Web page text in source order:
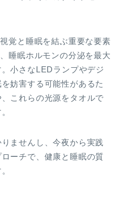
覚と睡眠を結ぶ重要な要素
睡眠ホルモンの分泌を最大
小さなLEDランプやデジ
妨害する可能性があるた
これらの光源をタオルで
ませんし、今夜から実践
ーチで、健康と睡眠の質